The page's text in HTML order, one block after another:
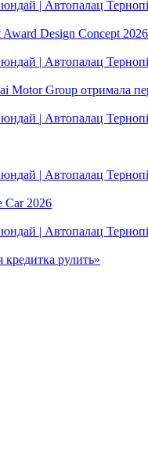
Design Concept 2026
Motor Group отримала
Car 2026
рулить»